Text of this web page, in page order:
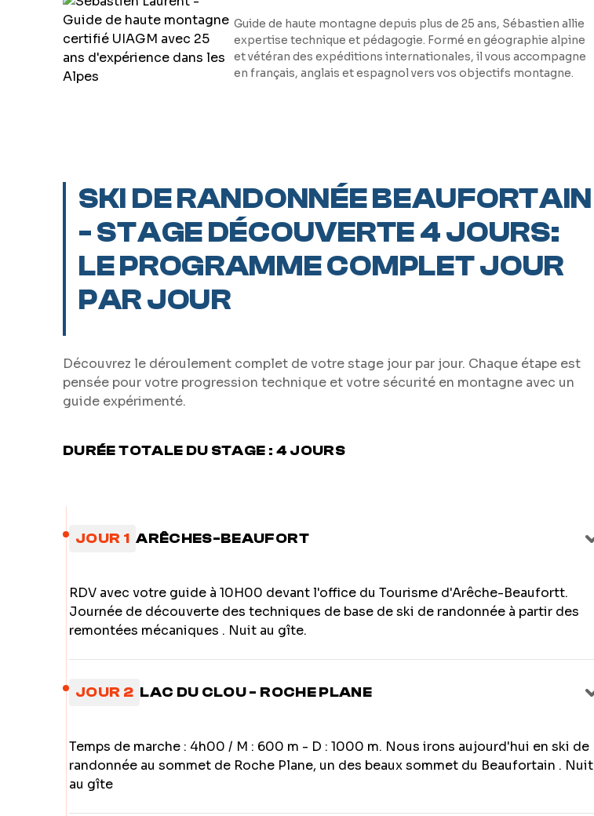
Guide de haute montagne depuis plus de 25 ans, Sébastien allie
expertise technique et pédagogie. Formé en géographie alpine
et vétéran des expéditions internationales, il vous accompagne
en français, anglais et espagnol vers vos objectifs montagne.
SKI DE RANDONNÉE BEAUFORTAIN
- STAGE DÉCOUVERTE 4 JOURS:
LE PROGRAMME COMPLET JOUR
PAR JOUR
Découvrez le déroulement complet de votre stage jour par jour. Chaque étape est
pensée pour votre progression technique et votre sécurité en montagne avec un
guide expérimenté.
DURÉE TOTALE DU STAGE : 4 JOURS
JOUR 1 ARÊCHES-BEAUFORT
RDV avec votre guide à 10H00 devant l'office du Tourisme d'Arêche-Beaufortt.
Journée de découverte des techniques de base de ski de randonnée à partir des
remontées mécaniques . Nuit au gîte.
JOUR 2 LAC DU CLOU - ROCHE PLANE
Temps de marche : 4h00 / M : 600 m - D : 1000 m. Nous irons aujourd'hui en ski de
randonnée au sommet de Roche Plane, un des beaux sommet du Beaufortain . Nuit
au gîte